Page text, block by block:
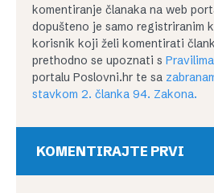
komentiranje članaka na web
dopušteno je samo registriranim
korisnik koji želi komentirati
prethodno se upoznati s
portalu Poslovni.hr te sa
stavkom 2. članka 94. Zakona.
KOMENTIRAJTE PRVI